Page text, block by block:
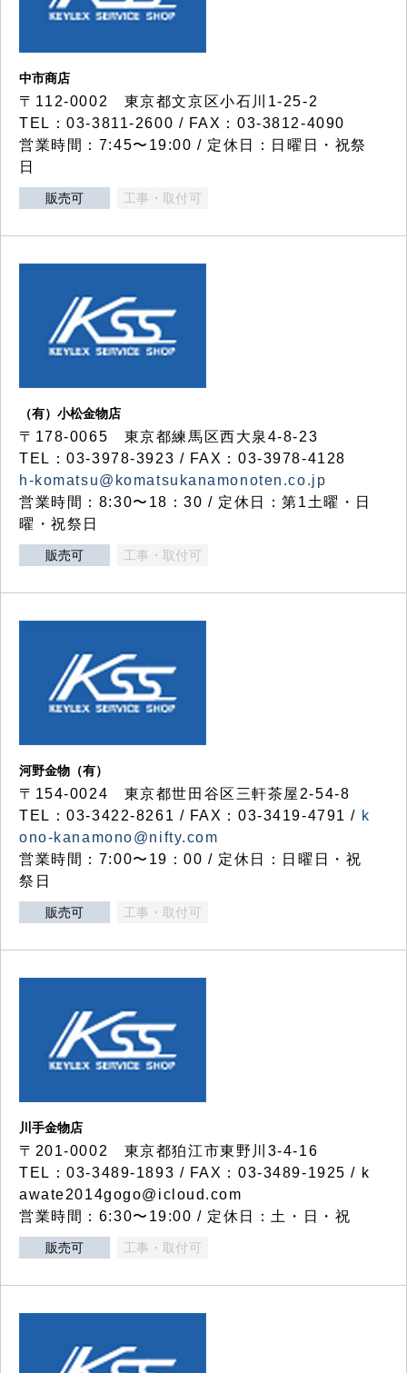
中市商店
〒112-0002 東京都文京区小石川1-25-2
TEL：03-3811-2600 / FAX：03-3812-4090
営業時間：7:45〜19:00 / 定休日：日曜日・祝祭
日
販売可 工事・取付可
（有）小松金物店
〒178-0065 東京都練馬区西大泉4-8-23
TEL：03-3978-3923 / FAX：03-3978-4128
h-komatsu@komatsukanamonoten.co.jp
営業時間：8:30〜18：30 / 定休日：第1土曜・日
曜・祝祭日
販売可 工事・取付可
河野金物（有）
〒154-0024 東京都世田谷区三軒茶屋2-54-8
TEL：03-3422-8261 / FAX：03-3419-4791 / k
ono-kanamono@nifty.com
営業時間：7:00〜19：00 / 定休日：日曜日・祝
祭日
販売可 工事・取付可
川手金物店
〒201-0002 東京都狛江市東野川3-4-16
TEL：03-3489-1893 / FAX：03-3489-1925 / k
awate2014gogo@icloud.com
営業時間：6:30〜19:00 / 定休日：土・日・祝
販売可 工事・取付可